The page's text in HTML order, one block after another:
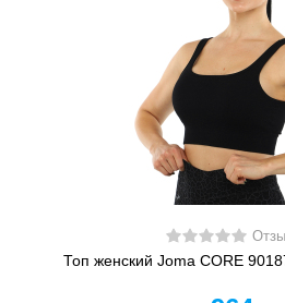
Топ женский Joma CORE